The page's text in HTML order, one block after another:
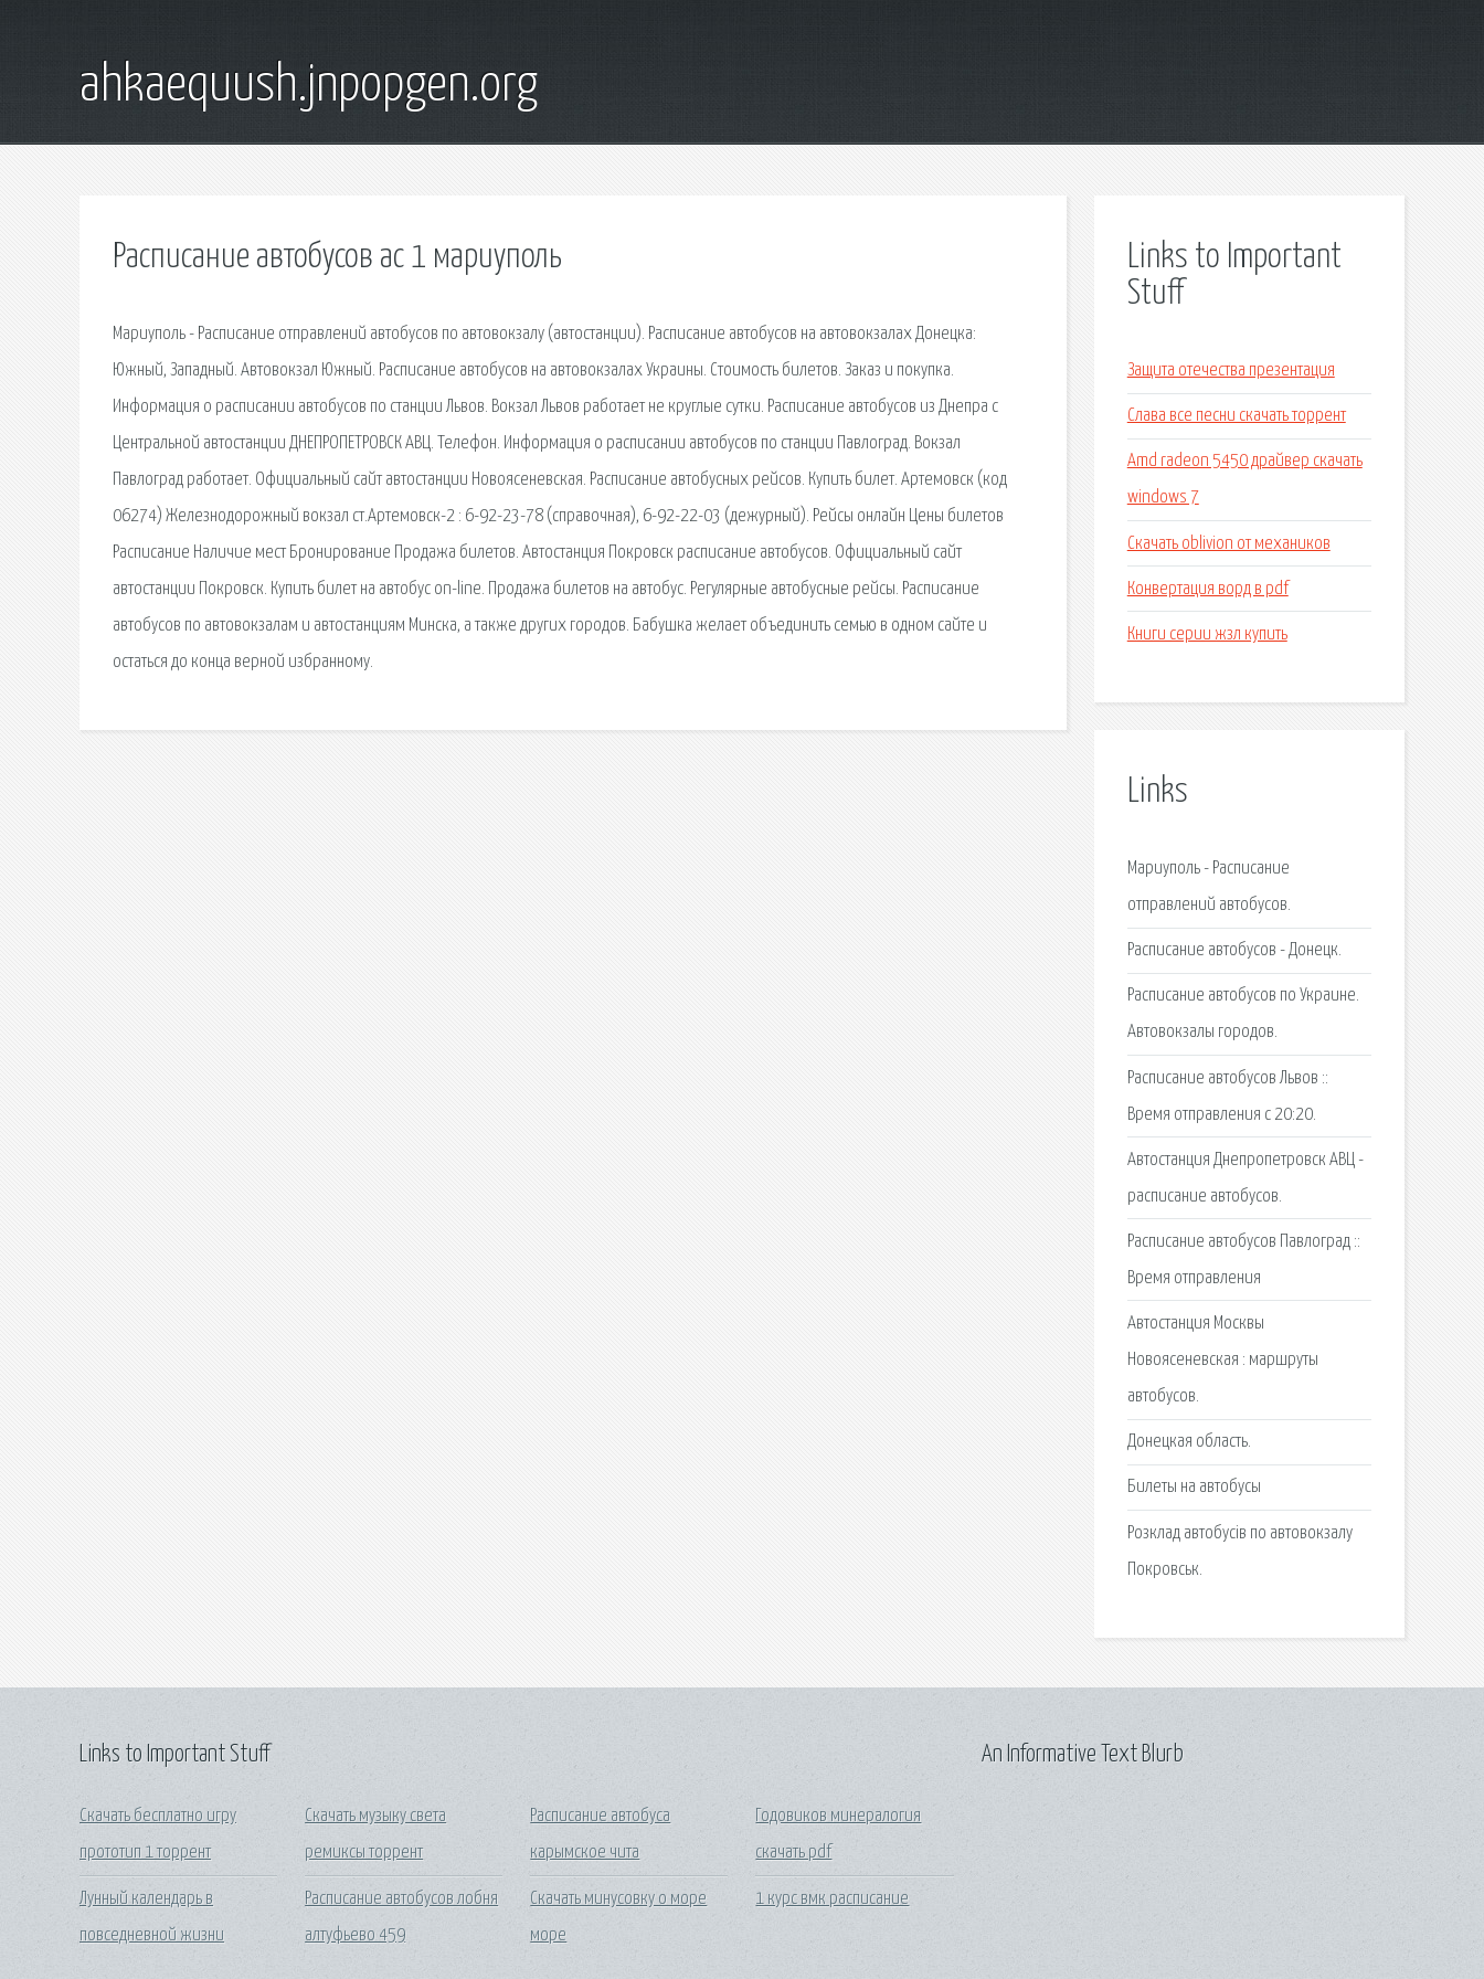
ahkaequush.jnpopgen.org
Расписание автобусов ас 1 мариуполь
Мариуполь - Расписание отправлений автобусов по автовокзалу (автостанции). Расписание автобусов на автовокзалах Донецка:
Южный, Западный. Автовокзал Южный. Расписание автобусов на автовокзалах Украины. Стоимость билетов. Заказ и покупка.
Информация о расписании автобусов по станции Львов. Вокзал Львов работает не круглые сутки. Расписание автобусов из Днепра с
Центральной автостанции ДНЕПРОПЕТРОВСК АВЦ. Телефон. Информация о расписании автобусов по станции Павлоград. Вокзал
Павлоград работает. Официальный сайт автостанции Новоясеневская. Расписание автобусных рейсов. Купить билет. Артемовск (код
06274) Железнодорожный вокзал ст.Артемовск-2 : 6-92-23-78 (справочная), 6-92-22-03 (дежурный). Рейсы онлайн Цены билетов
Расписание Наличие мест Бронирование Продажа билетов. Автостанция Покровск расписание автобусов. Официальный сайт
автостанции Покровск. Купить билет на автобус on-line. Продажа билетов на автобус. Регулярные автобусные рейсы. Расписание
автобусов по автовокзалам и автостанциям Минска, а также других городов. Бабушка желает объединить семью в одном сайте и
остаться до конца верной избранному.
Links to Important
Stuff
Защита отечества презентация
Слава все песни скачать торрент
Amd radeon 5450 драйвер скачать
windows 7
Скачать oblivion от механиков
Конвертация ворд в pdf
Книги серии жзл купить
Links
Мариуполь - Расписание
отправлений автобусов.
Расписание автобусов - Донецк.
Расписание автобусов по Украине.
Автовокзалы городов.
Расписание автобусов Львов ::
Время отправления с 20:20.
Автостанция Днепропетровск АВЦ -
расписание автобусов.
Расписание автобусов Павлоград ::
Время отправления
Автостанция Москвы
Новоясеневская : маршруты
автобусов.
Донецкая область.
Билеты на автобусы
Розклад автобусів по автовокзалу
Покровськ.
Links to Important Stuff
Скачать бесплатно игру
прототип 1 торрент
Лунный календарь в
повседневной жизни
Скачать музыку света
ремиксы торрент
Расписание автобусов лобня
алтуфьево 459
Расписание автобуса
карымское чита
Скачать минусовку о море
море
Годовиков минералогия
скачать pdf
1 курс вмк расписание
An Informative Text Blurb